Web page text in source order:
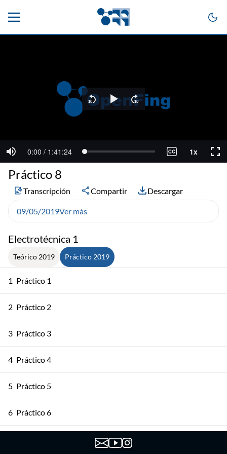
Electrotécnica 1
Teórico 2019 Práctico 2019
1 Práctico 1
2 Práctico 2
3 Práctico 3
4 Práctico 4
5 Práctico 5
6 Práctico 6
Práctico 8
Transcripción Compartir Descargar
09/05/2019Ver más